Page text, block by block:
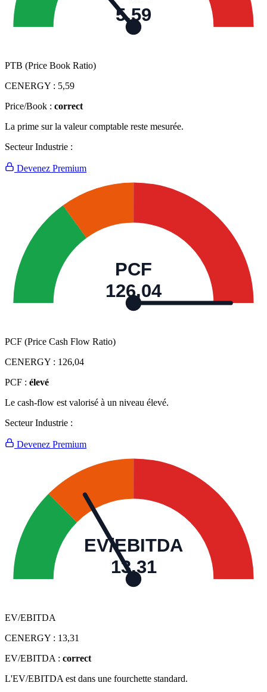
5,59
PTB (Price Book Ratio)
CENERGY : 5,59
Price/Book : correct
La prime sur la valeur comptable reste mesurée.
Secteur Industrie :
Devenez Premium
PCF
126,04
PCF (Price Cash Flow Ratio)
CENERGY : 126,04
PCF : élevé
Le cash-flow est valorisé à un niveau élevé.
Secteur Industrie :
Devenez Premium
EV/EBITDA
13,31
EV/EBITDA
CENERGY : 13,31
EV/EBITDA : correct
L'EV/EBITDA est dans une fourchette standard.